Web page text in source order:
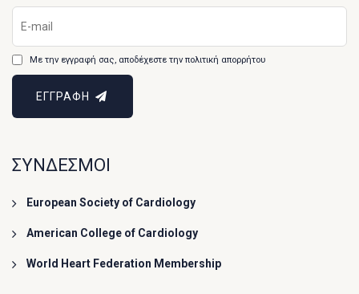
Με την εγγραφή σας, αποδέχεστε την πολιτική απορρήτου
ΕΓΓΡΑΦΗ
ΣΥΝΔΕΣΜΟΙ
European Society of Cardiology
American College of Cardiology
World Heart Federation Membership